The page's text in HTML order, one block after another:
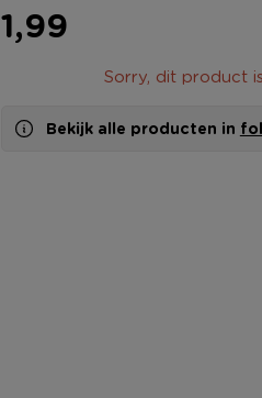
1,99
Sorry, dit product
Bekijk alle producten in